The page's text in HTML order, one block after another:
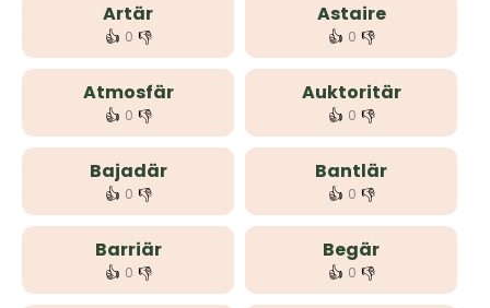
Artär
👍 0 👎
Astaire
👍 0 👎
Atmosfär
👍 0 👎
Auktoritär
👍 0 👎
Bajadär
👍 0 👎
Bantlär
👍 0 👎
Barriär
👍 0 👎
Begär
👍 0 👎